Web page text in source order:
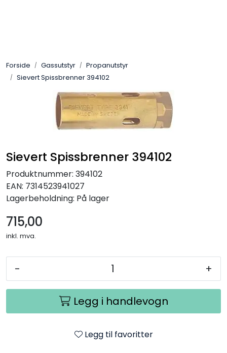
Forside Gassutstyr
Propanutstyr
Sievert Spissbrenner 394102
Sievert Spissbrenner 394102
Produktnummer: 394102
EAN: 7314523941027
Lagerbeholdning: På lager
715,00
inkl. mva.
- +
Legg i handlevogn
Legg til favoritter
Pakning
Automasjon
Slitasjeteknikk
Verneutstyr